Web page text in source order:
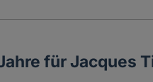
für Jacques